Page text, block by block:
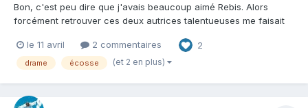
Bon, c'est peu dire que j'avais beaucoup aimé Rebis. Alors
forcément retrouver ces deux autrices talentueuses me faisait
vraiment pour moi à la base, n'étant pas plus féru que cela de
ce genre d'histoire et en ayant lu pas mal depuis quelque...
le 11 avril 2 commentaires 2
drame écosse (et 2 en plus)